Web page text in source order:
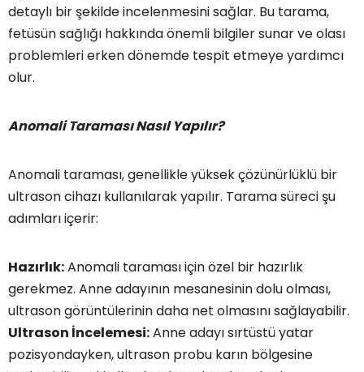
detaylı bir şekilde incelenmesini sağlar. Bu tarama,
fetüsün sağlığı hakkında önemli bilgiler sunar ve olası
problemleri erken dönemde tespit etmeye yardımcı
olur.
Anomali Taraması Nasıl Yapılır?
Anomali taraması, genellikle yüksek çözünürlüklü bir
ultrason cihazı kullanılarak yapılır. Tarama süreci şu
adımları içerir:
Hazırlık:Anomali taraması için özel bir hazırlık
gerekmez. Anne adayının mesanesinin dolu olması,
ultrason görüntülerinin daha net olmasını sağlayabilir.
Ultrason İncelemesi:Anne adayı sırtüstü yatar
pozisyondayken, ultrason probu karın bölgesine